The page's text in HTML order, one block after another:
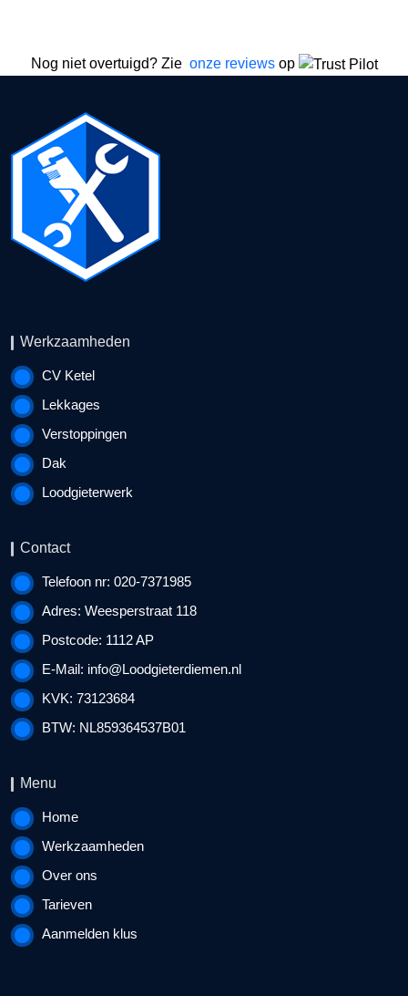
Nog niet overtuigd? Zie onze reviewsop
Werkzaamheden
CV Ketel
Lekkages
Verstoppingen
Dak
Loodgieterwerk
Contact
Telefoon nr: 020-7371985
Adres: Weesperstraat 118
Postcode: 1112 AP
E-Mail: info@Loodgieterdiemen.nl
KVK: 73123684
BTW: NL859364537B01
Menu
Home
Werkzaamheden
Over ons
Tarieven
Aanmelden klus